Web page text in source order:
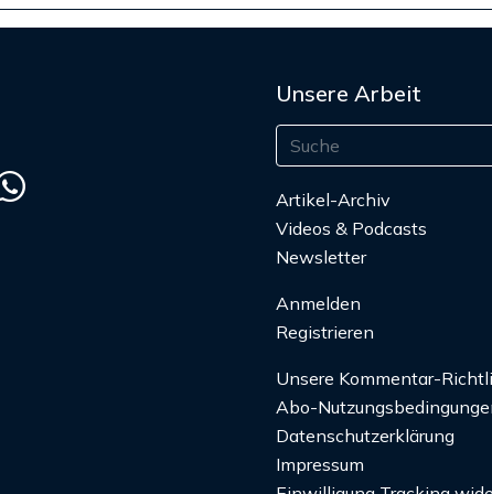
Unsere Arbeit
Artikel-Archiv
Videos & Podcasts
Newsletter
Anmelden
Registrieren
Unsere Kommentar-
Abo-
Datenschutzerklärung
Impressum